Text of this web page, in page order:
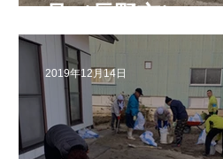
号（長野市）
2019年12月14日